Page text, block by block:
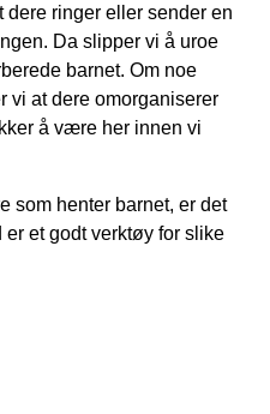
dere ringer eller sender en
Da slipper vi å uroe
barnet. Om noe
vi at dere omorganiserer
å være her innen vi
som henter barnet, er det
et godt verktøy for slike